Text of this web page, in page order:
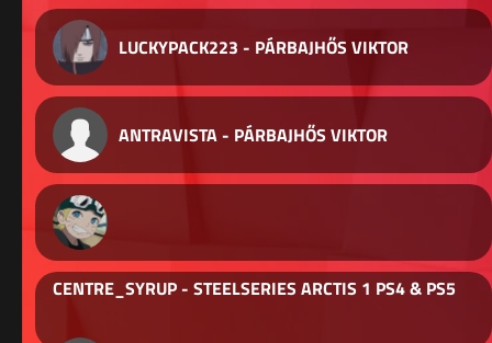
LUCKYPACK223 - PÁRBAJHŐS VIKTOR
ANTRAVISTA - PÁRBAJHŐS VIKTOR
CENTRE_SYRUP - STEELSERIES ARCTIS 1 PS4 & PS5